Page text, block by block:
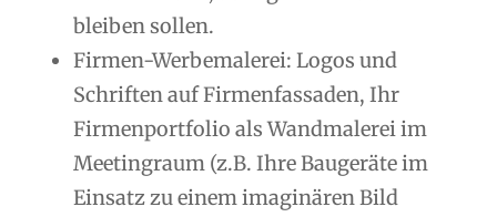
bleiben sollen.
Firmen-Werbemalerei: Logos und
Schriften auf Firmenfassaden, Ihr
Firmenportfolio als Wandmalerei im
Meetingraum (z.B. Ihre Baugeräte im
Einsatz zu einem imaginären Bild